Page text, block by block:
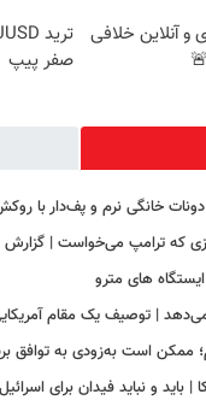
و آنلاین خلافی
صفر پیپ
خانگی نرم و پف‌دار با
که ترامپ می‌خواست |
های مترو
| توصیف یک مقام
ممکن است به‌زودی به توافق